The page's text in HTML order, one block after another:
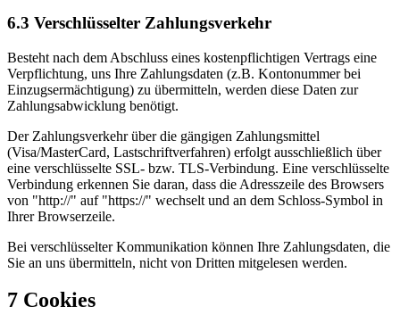
6.3 Verschlüsselter Zahlungsverkehr
Besteht nach dem Abschluss eines kostenpflichtigen Vertrags eine
Verpflichtung, uns Ihre Zahlungsdaten (z.B. Kontonummer bei
Einzugsermächtigung) zu übermitteln, werden diese Daten zur
Zahlungsabwicklung benötigt.
Der Zahlungsverkehr über die gängigen Zahlungsmittel
(Visa/MasterCard, Lastschriftverfahren) erfolgt ausschließlich über
eine verschlüsselte SSL- bzw. TLS-Verbindung. Eine verschlüsselte
Verbindung erkennen Sie daran, dass die Adresszeile des Browsers
von "http://" auf "https://" wechselt und an dem Schloss-Symbol in
Ihrer Browserzeile.
Bei verschlüsselter Kommunikation können Ihre Zahlungsdaten, die
Sie an uns übermitteln, nicht von Dritten mitgelesen werden.
7 Cookies